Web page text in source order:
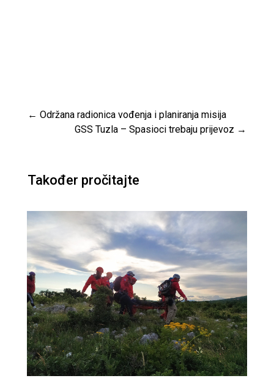
← Održana radionica vođenja i planiranja misija
GSS Tuzla – Spasioci trebaju prijevoz →
Također pročitajte